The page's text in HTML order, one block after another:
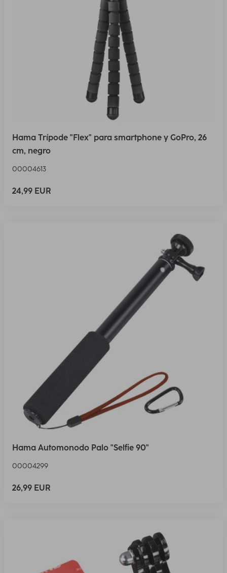
Hama Trípode "Flex" para smartphone y GoPro, 26
cm, negro
00004613
24,99 EUR
Hama Automonodo Palo "Selfie 90"
00004299
26,99 EUR